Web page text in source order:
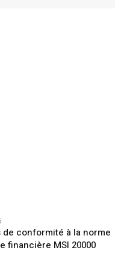
de conformité à la norme
financière MSI 20000